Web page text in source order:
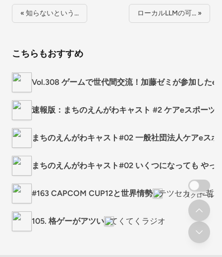
« 知らないという… ローカルLLMの可… »
こちらもおすすめ
Vol.308 ゲームで世代間交流！加藤ゼミが参加した
速報版：まちのえんがわキャスト #2 ケアeスポーツ
まちのえんがわキャスト#02 一般社団法人ケアeス
まちのえんがわキャスト#02 いくつになっても や
#163 CAPCOM CUP12と世界情勢 テツセカ ～哲学
105. 格ゲーがアツい てくてくラジオ
スクロール